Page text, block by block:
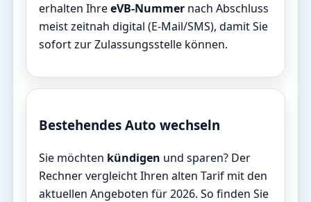
erhalten IhreeVB-Nummer nach Abschluss
meist zeitnah digital (E-Mail/SMS), damit Sie
sofort zur Zulassungsstelle können.
Bestehendes Auto wechseln
Sie möchten kündigen und sparen? Der
Rechner vergleicht Ihren alten Tarif mit den
aktuellen Angeboten für 2026. So finden Sie